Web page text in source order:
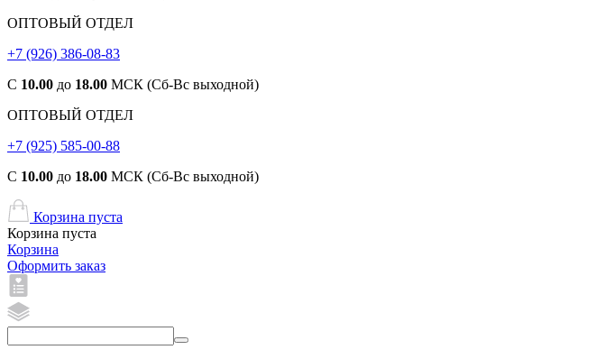
ОПТОВЫЙ ОТДЕЛ
+7 (926) 386-08-83
С 10.00 до 18.00 МСК (Сб-Вс выходной)
ОПТОВЫЙ ОТДЕЛ
+7 (925) 585-00-88
С 10.00 до 18.00 МСК (Сб-Вс выходной)
Корзина пуста
Корзина пуста
Корзина
Оформить заказ